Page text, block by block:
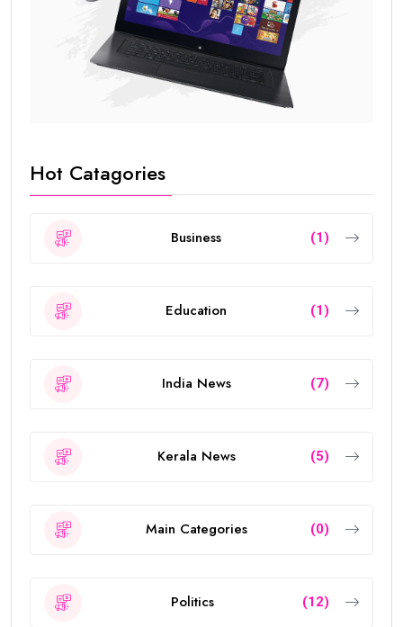
Hot Catagories
Business (1)
Education (1)
India News (7)
Kerala News (5)
Main Categories (0)
Politics (12)